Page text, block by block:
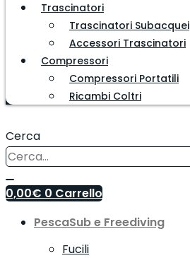
Trascinatori
Trascinatori Subacquei
Accessori Trascinatori
Compressori
Compressori Portatili
Ricambi Coltri
Cerca
0,00€ 0 Carrello
PescaSub e Freediving
Fucili